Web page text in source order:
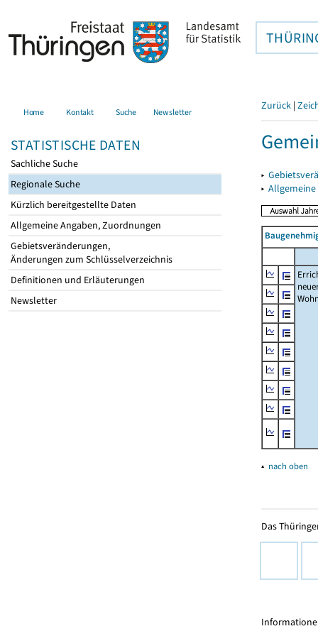
Home Kontakt Suche Newsletter
STATISTISCHE DATEN
Sachliche Suche
Regionale Suche
Kürzlich bereitgestellte Daten
Allgemeine Angaben, Zuordnungen
Gebietsveränderungen,
Änderungen zum Schlüsselverzeichnis
Definitionen und Erläuterungen
Newsletter
Zurück |
▸
▸
▴ nach oben
Das